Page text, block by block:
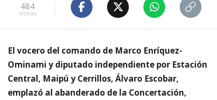
484
visitas
El vocero del comando de Marco Enríquez-
Ominami y diputado independiente por Estación
Central, Maipú y Cerrillos, Álvaro Escobar,
emplazó al abanderado de la Concertación,